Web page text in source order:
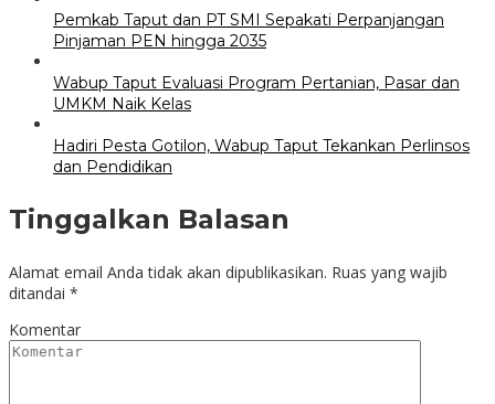
Pemkab Taput dan PT SMI Sepakati Perpanjangan
Pinjaman PEN hingga 2035
Wabup Taput Evaluasi Program Pertanian, Pasar dan
UMKM Naik Kelas
Hadiri Pesta Gotilon, Wabup Taput Tekankan Perlinsos
dan Pendidikan
Tinggalkan Balasan
Alamat email Anda tidak akan dipublikasikan. Ruas yang wajib
ditandai *
Komentar